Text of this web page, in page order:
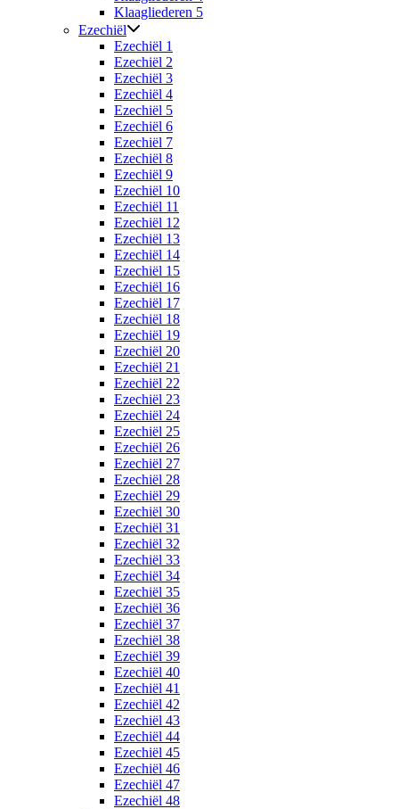
Klaagliederen 5
Ezechiël
Ezechiël 1
Ezechiël 2
Ezechiël 3
Ezechiël 4
Ezechiël 5
Ezechiël 6
Ezechiël 7
Ezechiël 8
Ezechiël 9
Ezechiël 10
Ezechiël 11
Ezechiël 12
Ezechiël 13
Ezechiël 14
Ezechiël 15
Ezechiël 16
Ezechiël 17
Ezechiël 18
Ezechiël 19
Ezechiël 20
Ezechiël 21
Ezechiël 22
Ezechiël 23
Ezechiël 24
Ezechiël 25
Ezechiël 26
Ezechiël 27
Ezechiël 28
Ezechiël 29
Ezechiël 30
Ezechiël 31
Ezechiël 32
Ezechiël 33
Ezechiël 34
Ezechiël 35
Ezechiël 36
Ezechiël 37
Ezechiël 38
Ezechiël 39
Ezechiël 40
Ezechiël 41
Ezechiël 42
Ezechiël 43
Ezechiël 44
Ezechiël 45
Ezechiël 46
Ezechiël 47
Ezechiël 48